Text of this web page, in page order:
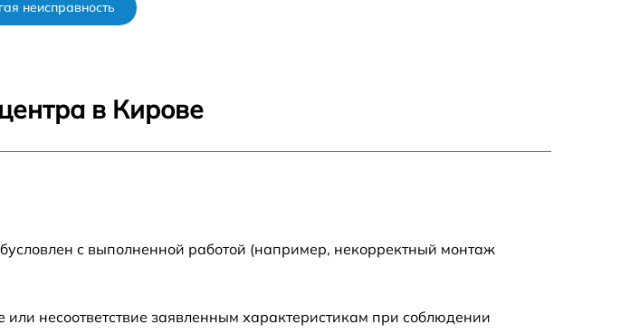
неисправность
в Кирове
с выполненной работой (например, некорректный монтаж
несоответствие заявленным характеристикам при соблюдении